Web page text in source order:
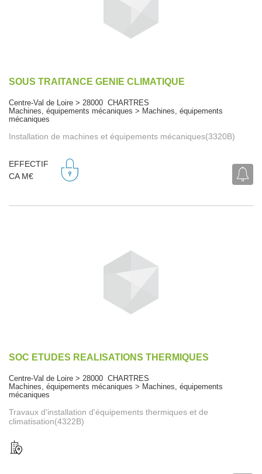
SOUS TRAITANCE GENIE CLIMATIQUE
Centre-Val de Loire > 28000 CHARTRES
Machines, équipements mécaniques > Machines, équipements
mécaniques
Installation de machines et équipements mécaniques(3320B)
EFFECTIF
CA M€
SOC ETUDES REALISATIONS THERMIQUES
Centre-Val de Loire > 28000 CHARTRES
Machines, équipements mécaniques > Machines, équipements
mécaniques
Travaux d'installation d'équipements thermiques et de
climatisation(4322B)